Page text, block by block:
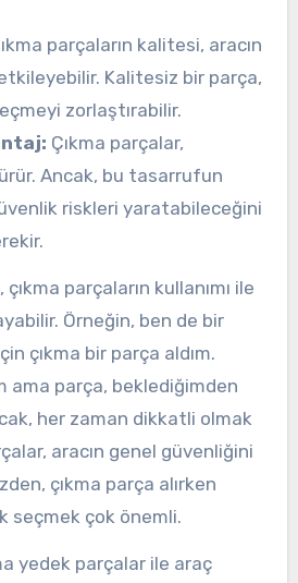
parçaların kalitesi, aracın
Kalitesiz bir parça,
zorlaştırabilir.
Çıkma parçalar,
Ancak, bu tasarrufun
riskleri yaratabileceğini
parçaların kullanımı ile
Örneğin, ben de bir
çıkma bir parça aldım.
ama parça, beklediğimden
her zaman dikkatli olmak
aracın genel güvenliğini
çıkma parça alırken
seçmek çok önemli.
yedek parçalar ile araç